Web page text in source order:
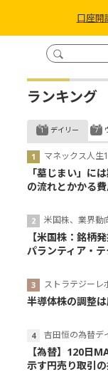
口座開
ランキング
デイリー
マネックス人生
「墓じまい」に
の流れとかかる
米国株、業界動
【米国株：銘柄
パランティア・
ストラテジーレ
半導体株の調整
吉田恒の為替デ
【為替】120日
示す円売り取引